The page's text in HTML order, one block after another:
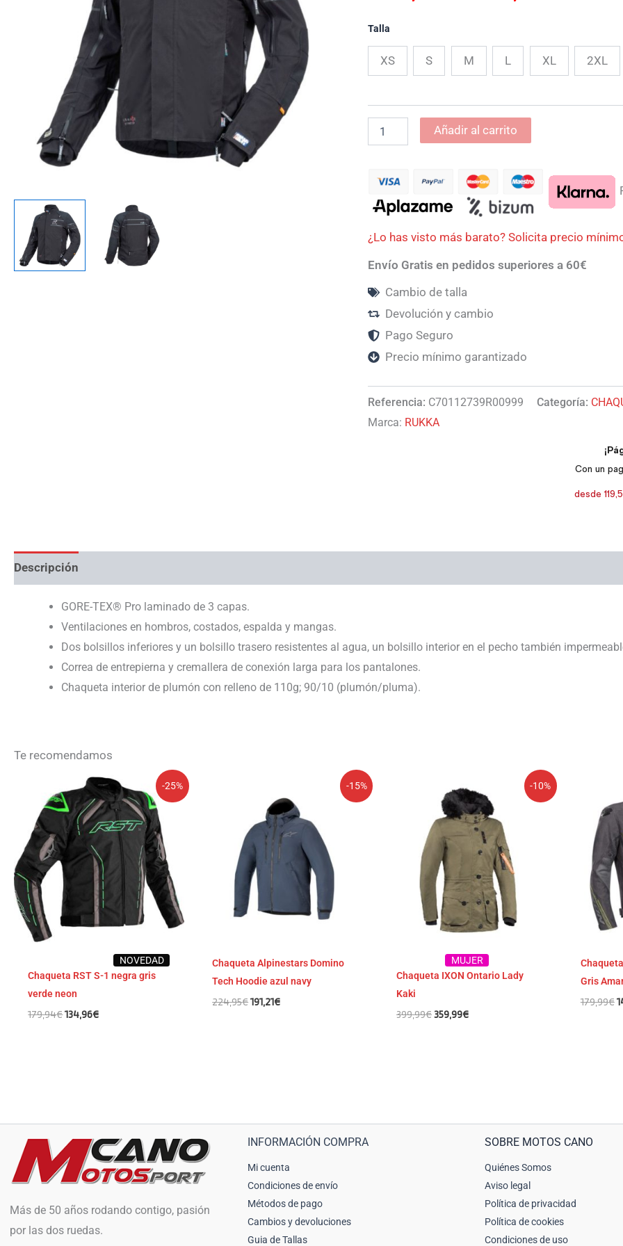
Talla
XS S M L XL 2XL
Añadir al carrito
¿Lo has visto más barato? Solicita precio
Envío Gratis en pedidos superiores a 60€
Cambio de talla
Devolución y cambio
Pago Seguro
Precio mínimo garantizado
Referencia: C70112739R00999 Categoría:
Marca: RUKKA
Descripción
GORE-TEX® Pro laminado de 3 capas.
Ventilaciones en hombros, costados, espalda y mangas.
Dos bolsillos inferiores y un bolsillo trasero resistentes al agua, un bolsillo interior en el pecho también
Correa de entrepierna y cremallera de conexión larga para los pantalones.
Chaqueta interior de plumón con relleno de 110g; 90/10 (plumón/pluma).
Te recomendamos
-25%
NOVEDAD
Chaqueta RST S-1 negra gris
verde neon
179,94€
precio
original
era:
179,94€.
134,96€
El
precio
actual
es:
134,96€.
-15%
Chaqueta Alpinestars Domino
Tech Hoodie azul navy
224,95€
original
era:
224,95€.
191,21€
actual
es:
191,21€.
-10%
MUJER
Chaqueta IXON Ontario Lady
Kaki
399,99€
precio
original
era:
399,99€.
359,99€
precio
actual
es:
359,99€.
Gris
179,99€
Más de 50 años rodando contigo, pasión
por las dos ruedas.
INFORMACIÓN COMPRA
Mi cuenta
Condiciones de envío
Métodos de pago
Cambios y devoluciones
Guia de Tallas
SOBRE MOTOS CANO
Quiénes Somos
Aviso legal
Política de privacidad
Política de cookies
Condiciones de uso